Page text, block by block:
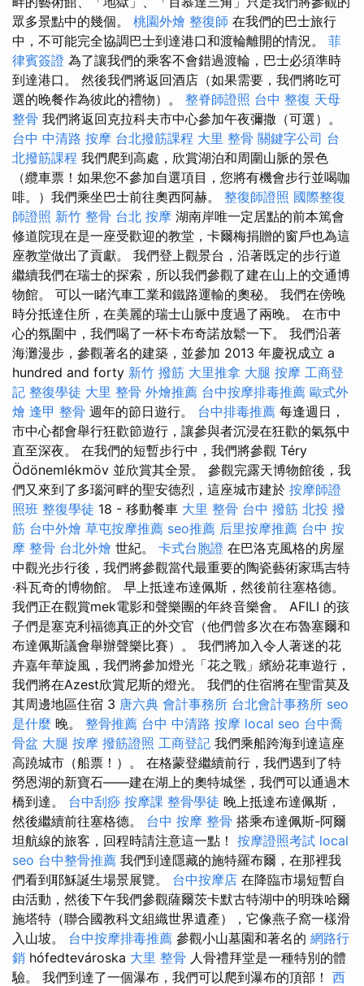
眾多景點中的幾個。 桃園外燴 整復師 在我們的巴士旅行
中，不可能完全協調巴士到達港口和渡輪離開的情況。 菲
律賓簽證 為了讓我們的乘客不會錯過渡輪，巴士必須準時
到達港口。 然後我們將返回酒店（如果需要，我們將吃可
選的晚餐作為彼此的禮物）。 整脊師證照 台中 整復 天母
整骨 我們將返回克拉科夫市中心參加午夜彌撒（可選）。
台中 中清路 按摩 台北撥筋課程 大里 整骨 關鍵字公司 台
北撥筋課程 我們爬到高處，欣賞湖泊和周圍山脈的景色
（纜車票！如果您不參加自選項目，您將有機會步行並喝咖
啡。）我們乘坐巴士前往奧西阿赫。 整復師證照 國際整復
師證照 新竹 整骨 台北 按摩 湖南岸唯一定居點的前本篤會
修道院現在是一座受歡迎的教堂，卡爾梅捐贈的窗戶也為這
座教堂做出了貢獻。 我們登上觀景台，沿著既定的步行道
繼續我們在瑞士的探索，所以我們參觀了建在山上的交通博
物館。 可以一睹汽車工業和鐵路運輸的奧秘。 我們在傍晚
時分抵達住所，在美麗的瑞士山脈中度過了兩晚。 在市中
心的氛圍中，我們喝了一杯卡布奇諾放鬆一下。 我們沿著
海灘漫步，參觀著名的建築，並參加 2013 年慶祝成立 a
hundred and forty 新竹 撥筋 大里推拿 大腿 按摩 工商登
記 整復學徒 大里 整骨 外燴推薦 台中按摩排毒推薦 歐式外
燴 逢甲 整骨 週年的節日遊行。 台中排毒推薦 每逢週日，
市中心都會舉行狂歡節遊行，讓參與者沉浸在狂歡的氣氛中
直至深夜。 在我們的短暫步行中，我們將參觀 Téry
Ödönemlékmöv 並欣賞其全景。 參觀完露天博物館後，我
們又來到了多瑙河畔的聖安德烈，這座城市建於 按摩師證
照班 整復學徒 18 - 移動餐車 大里 整骨 台中 撥筋 北投 撥
筋 台中外燴 草屯按摩推薦 seo推薦 后里按摩推薦 台中 按
摩 整骨 台北外燴 世紀。 卡式台胞證 在巴洛克風格的房屋
中觀光步行後，我們將參觀當代最重要的陶瓷藝術家瑪吉特
·科瓦奇的博物館。 早上抵達布達佩斯，然後前往塞格德。
我們正在觀賞mek電影和聲樂團的年終音樂會。 AFILI 的孩
子們是塞克利福德真正的外交官（他們曾多次在布魯塞爾和
布達佩斯議會舉辦聲樂比賽）。 我們將加入令人著迷的花
卉嘉年華旋風，我們將參加燈光「花之戰」繽紛花車遊行，
我們將在Azest欣賞尼斯的燈光。 我們的住宿將在聖雷莫及
其周邊地區住宿 3 唐六典 會計事務所 台北會計事務所 seo
是什麼 晚。 整骨推薦 台中 中清路 按摩 local seo 台中喬
骨盆 大腿 按摩 撥筋證照 工商登記 我們乘船跨海到達這座
高蹺城市（船票！）。 在格蒙登繼續前行，我們遇到了特
勞恩湖的新寶石——建在湖上的奧特城堡，我們可以通過木
橋到達。 台中刮痧 按摩課 整骨學徒 晚上抵達布達佩斯，
然後繼續前往塞格德。 台中 按摩 整骨 搭乘布達佩斯-阿爾
坦航線的旅客，回程時請注意這一點！ 按摩證照考試 local
seo 台中整骨推薦 我們到達隱藏的施特羅布爾，在那裡我
們看到耶穌誕生場景展覽。 台中按摩店 在降臨市場短暫自
由活動，然後下午我們參觀薩爾茨卡默古特湖中的明珠哈爾
施塔特（聯合國教科文組織世界遺產），它像燕子窩一樣滑
入山坡。 台中按摩排毒推薦 參觀小山墓園和著名的 網路行
銷 hófedtevároska 大里 整骨 人骨禮拜堂是一種特別的體
驗。 我們到達了一個瀑布，我們可以爬到瀑布的頂部！ 西